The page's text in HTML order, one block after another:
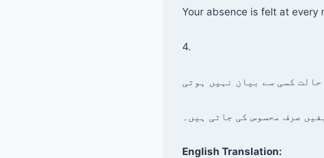
Your absence is felt at every
4.
صرف محسوس کی جاتی ہیں۔
English Translation: